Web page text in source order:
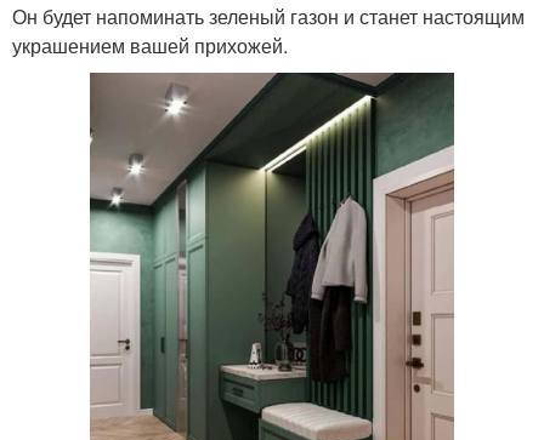
Он будет напоминать зеленый газон и станет настоящим
украшением вашей прихожей.